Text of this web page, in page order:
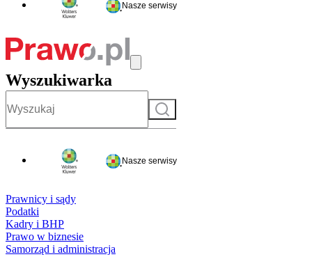
Nasze serwisy
Wyszukiwarka
Szukaj
Nasze serwisy
Prawnicy i sądy
Podatki
Kadry i BHP
Prawo w biznesie
Samorząd i administracja